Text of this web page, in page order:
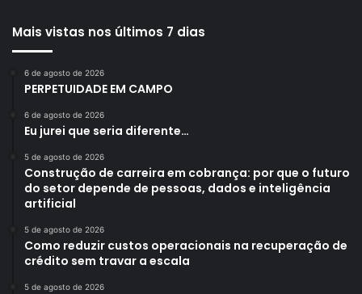
Mais vistas nos últimos 7 dias
6 de agosto de 2026
PERPETUIDADE EM CAMPO
6 de agosto de 2026
Eu jurei que seria diferente…
5 de agosto de 2026
Construção de carreira em cobrança: por que o futuro
do setor depende de pessoas, dados e inteligência
artificial
5 de agosto de 2026
Como reduzir custos operacionais na recuperação de
crédito sem travar a escala
5 de agosto de 2026